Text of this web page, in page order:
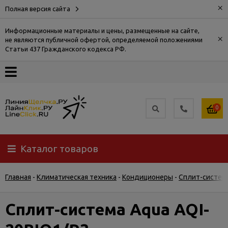
Полная версия сайта ×
Информационные материалы и цены, размещенные на сайте,
не являются публичной офертой, определяемой положениями
Статьи 437 Гражданского кодекса РФ.
×
О
Доставка
Самовывоз
Гарантия
возврат
0
Каталог товаров
Главная - Климатическая техника - Кондиционеры - Сплит-
Сплит-система Aqua AQI-